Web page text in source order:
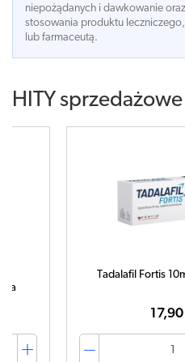
niepożądanych i dawkowanie
stosowania produktu
lub farmaceutą.
HITY sprzedażowe
IBUPROM MAX
42,99